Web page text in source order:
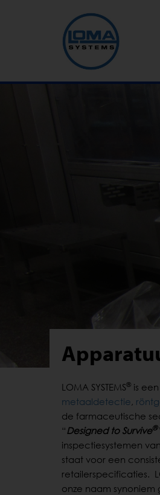
LOMA SYSTEMS® is
metaaldetectie,
de farmaceutische
“ Designed to Survive®
inspectiesystemen
staat voor een
retailerspecificaties.
onze naam